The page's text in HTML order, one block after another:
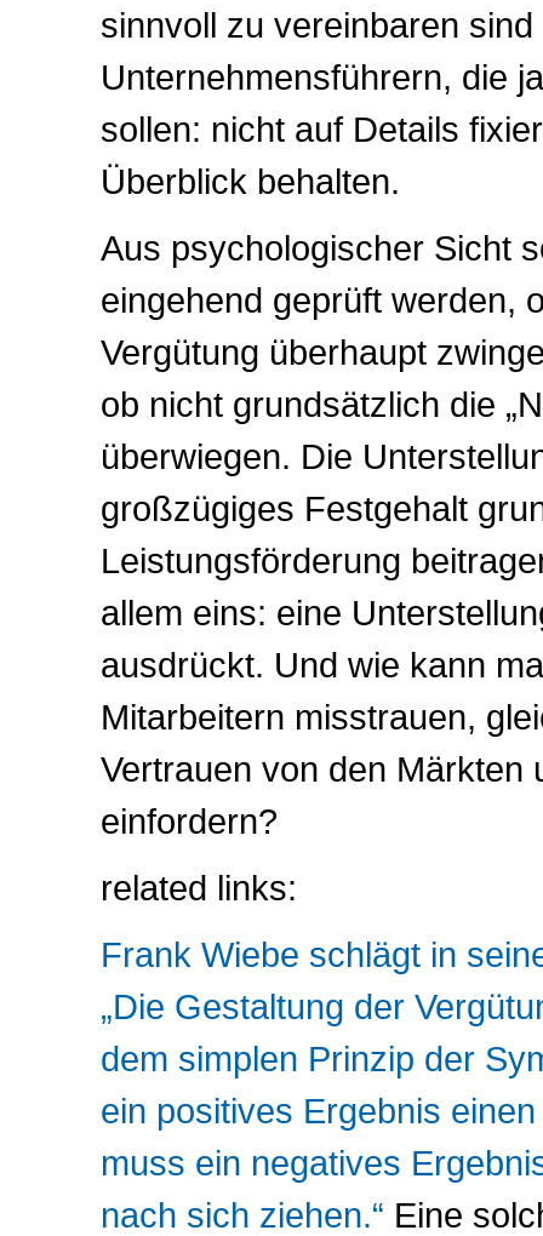
sinnvoll zu vereinbaren
Unternehmensführern, die
sollen: nicht auf Details
Überblick behalten.
Aus psychologischer Sicht
eingehend geprüft werden,
Vergütung überhaupt
ob nicht grundsätzlich die
überwiegen. Die
großzügiges Festgehalt
Leistungsförderung
allem eins: eine
ausdrückt. Und wie kann
Mitarbeitern misstrauen,
Vertrauen von den Märkten
einfordern?
related links:
Frank Wiebe schlägt in
„Die Gestaltung der
dem simplen Prinzip der
ein positives Ergebnis
muss ein negatives
nach sich ziehen.“ Eine